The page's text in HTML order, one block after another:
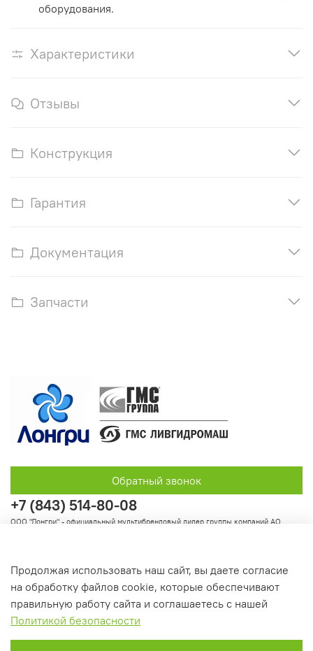
оборудования.
Характеристики
Отзывы
Конструкция
Гарантия
Документация
Запчасти
Информация
+7 (843) 514-80-08
ООО "Лонгри" - официальный мультибрендовый дилер группы компаний АО
Обратный звонок
Продолжая использовать наш сайт, вы даете согласие
на обработку файлов cookie, которые обеспечивают
правильную работу сайта и соглашаетесь с нашей
Политикой безопасности